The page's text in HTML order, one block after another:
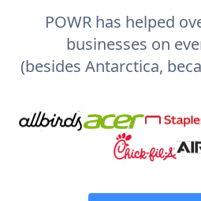
POWR has helped
businesses on
(besides Antarctica,